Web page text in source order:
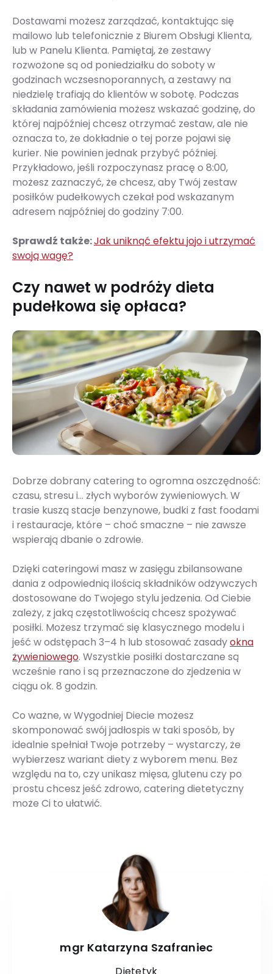
Dostawami możesz zarządzać, kontaktując się
mailowo lub telefonicznie z Biurem Obsługi Klienta,
lub w Panelu Klienta. Pamiętaj, że zestawy
rozwożone są od poniedziałku do soboty w
godzinach wczsesnoporannych, a zestawy na
niedzielę trafiają do klientów w sobotę. Podczas
składania zamówienia możesz wskazać godzinę, do
której najpóźniej chcesz otrzymać zestaw, ale nie
oznacza to, że dokładnie o tej porze pojawi się
kurier. Nie powinien jednak przybyć później.
Przykładowo, jeśli rozpoczynasz pracę o 8:00,
możesz zaznaczyć, że chcesz, aby Twój zestaw
posiłków pudełkowych czekał pod wskazanym
adresem najpóźniej do godziny 7:00.
Sprawdź także:Jak uniknąć efektu jojo i utrzymać
swoją wagę?
Czy nawet w podróży dieta
pudełkowa się opłaca?
Dobrze dobrany catering to ogromna oszczędność:
czasu, stresu i... złych wyborów żywieniowych. W
trasie kuszą stacje benzynowe, budki z fast foodami
i restauracje, które – choć smaczne – nie zawsze
wspierają dbanie o zdrowie.
Dzięki cateringowi masz w zasięgu zbilansowane
dania z odpowiednią ilością składników odżywczych
dostosowane do Twojego stylu jedzenia. Od Ciebie
zależy, z jaką częstotliwością chcesz spożywać
posiłki. Możesz trzymać się klasycznego modelu i
jeść w odstępach 3–4 h lub stosować zasadyokna
żywieniowego. Wszystkie posiłki dostarczane są
wcześnie rano i są przeznaczone do zjedzenia w
ciągu ok. 8 godzin.
Co ważne, w Wygodniej Diecie możesz
skomponować swój jadłospis w taki sposób, by
idealnie spełniał Twoje potrzeby – wystarczy, że
wybierzesz wariant diety z wyborem menu. Bez
względu na to, czy unikasz mięsa, glutenu czy po
prostu chcesz jeść zdrowo, catering dietetyczny
może Ci to ułatwić.
mgr Katarzyna Szafraniec